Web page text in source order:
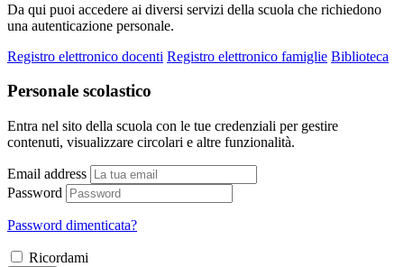
Da qui puoi accedere ai diversi servizi della scuola che richiedono
una autenticazione personale.
Registro elettronico docenti Registro elettronico famiglie Biblioteca
Personale scolastico
Entra nel sito della scuola con le tue credenziali per gestire
contenuti, visualizzare circolari e altre funzionalità.
Email address
Password
Password dimenticata?
Ricordami